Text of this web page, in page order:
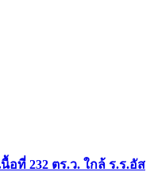
ที่ 232 ตร.ว. ใกล้ ร.ร.อัส